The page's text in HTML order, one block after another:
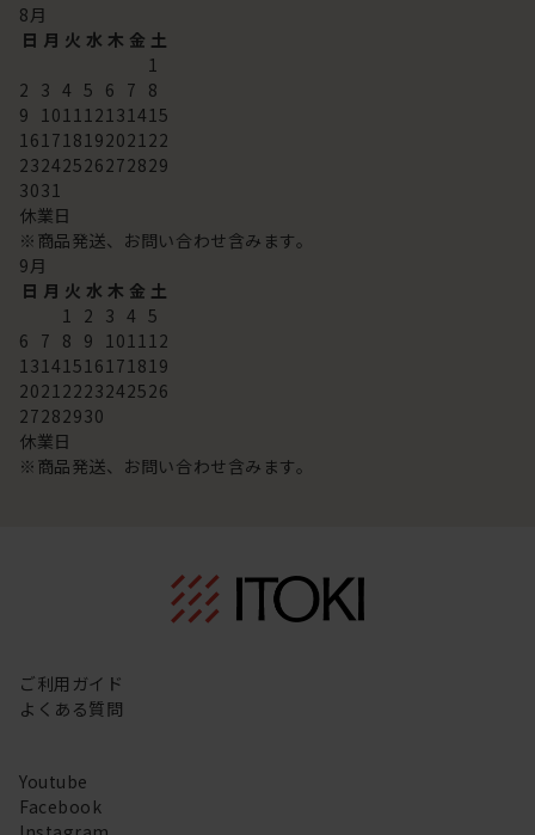
8 月
日 月 火 水 木 金 土
1
2 3 4 5 6 7 8
9
10 11 12 13 14 15
16 17 18 192021 22
23242526272829
3031
休業日
※商品発送、お問い合わせ含みます。
9 月
日 月 火 水 木 金 土
1
2 3 4 5
6 7 8 9 10 11 12
13 14 15 16 17 18 19
2021 2223242526
27282930
休業日
※商品発送、お問い合わせ含みます。
ご利用ガイド
よくある質問
Youtube
Facebook